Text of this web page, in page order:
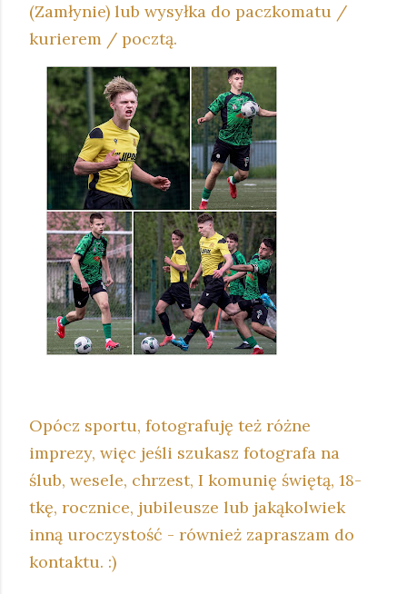
(Zamłynie) lub wysyłka do paczkomatu /
kurierem / pocztą.
Opócz sportu, fotografuję też różne
imprezy, więc jeśli szukasz fotografa na
ślub, wesele, chrzest, I komunię świętą, 18-
tkę, rocznice, jubileusze lub jakąkolwiek
inną uroczystość - również zapraszam do
kontaktu. :)